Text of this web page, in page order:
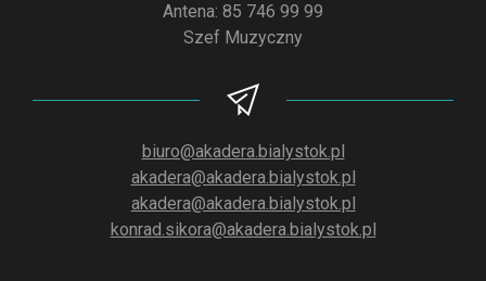
Antena: 85 746 99 99
Szef Muzyczny
biuro@akadera.bialystok.pl
akadera@akadera.bialystok.pl
akadera@akadera.bialystok.pl
konrad.sikora@akadera.bialystok.pl